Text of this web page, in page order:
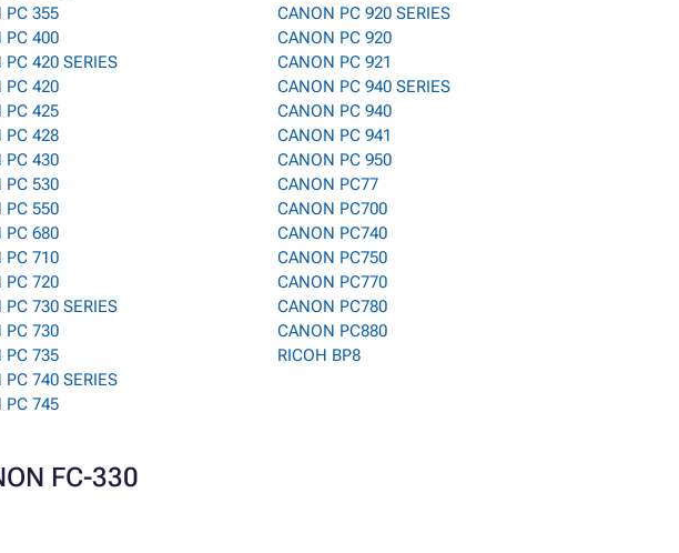
PC 355
PC 400
PC 420 SERIES
PC 420
PC 425
PC 428
PC 430
PC 530
PC 550
PC 680
PC 710
PC 720
PC 730 SERIES
PC 730
PC 735
PC 740 SERIES
PC 745
CANON PC 920 SERIES
CANON PC 920
CANON PC 921
CANON PC 940 SERIES
CANON PC 940
CANON PC 941
CANON PC 950
CANON PC77
CANON PC700
CANON PC740
CANON PC750
CANON PC770
CANON PC780
CANON PC880
RICOH BP8
FC-330